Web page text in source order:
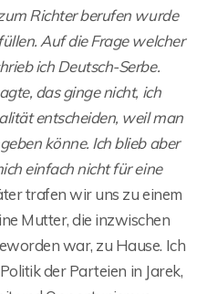
Richter berufen wurde
Auf die Frage welcher
ich Deutsch-Serbe.
das ginge nicht, ich
entscheiden, weil man
könne. Ich blieb aber
einfach nicht für eine
trafen wir uns zu einem
Mutter, die inzwischen
war, zu Hause. Ich
der Parteien in Jarek,